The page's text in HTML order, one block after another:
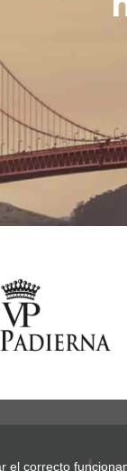
correcto